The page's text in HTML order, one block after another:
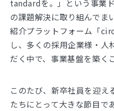
tandardを。」という事業
の課題解決に取り組んでま
紹介プラットフォーム「
し、多くの採用企業様・
だく中で、事業基盤を築く
このたび、新卒社員を迎
たちにとって大きな節目で